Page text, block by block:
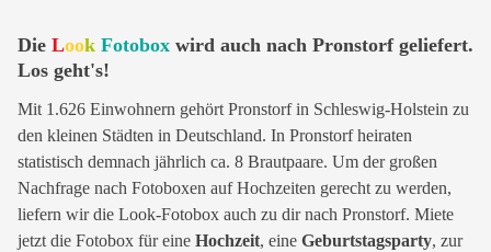
Die Look Fotobox wird auch nach Pronstorf geliefert.
Los geht's!
Mit 1.626 Einwohnern gehört Pronstorf in Schleswig-Holstein zu
den kleinen Städten in Deutschland. In Pronstorf heiraten
statistisch demnach jährlich ca. 8 Brautpaare. Um der großen
Nachfrage nach Fotoboxen auf Hochzeiten gerecht zu werden,
liefern wir die Look-Fotobox auch zu dir nach Pronstorf. Miete
jetzt die Fotobox für eine Hochzeit, eine Geburtstagsparty, zur